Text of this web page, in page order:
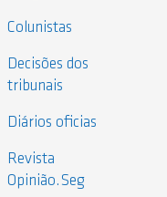
Colunistas
Decisões dos
tribunais
Diários oficias
Revista
Opinião.Seg